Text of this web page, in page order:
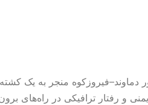
دماوند–فیروزکوه منجر به یک
و رفتار ترافیکی در راه‌های